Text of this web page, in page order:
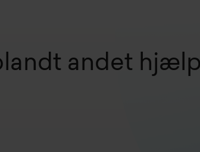
andet